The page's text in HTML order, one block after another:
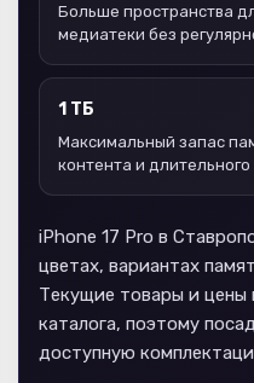
Больше пространства
медиатеки без
1 ТБ
Максимальный запас
контента и длительного
iPhone 17 Pro в
цветах, вариантах
Текущие товары и цены
каталога, поэтому
доступную